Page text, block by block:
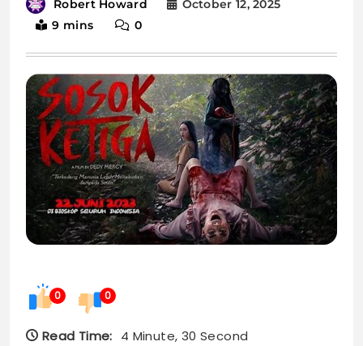
Robert Howard
October 12, 2025
9 mins
0
0 0
Read Time: 4 Minute, 30 Second